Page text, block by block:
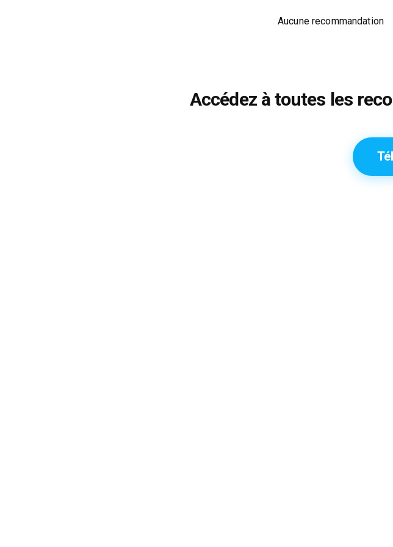
Aucune recommandation
Accédez à toutes les